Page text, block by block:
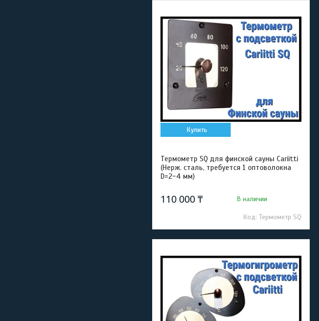
Купить
Термометр SQ для финской сауны Cariitti
(Нерж. сталь, требуется 1 оптоволокна
D=2-4 мм)
110 000 ₸ В наличии
Термометр SQ